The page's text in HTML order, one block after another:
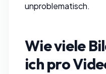
unproblematisch.
Wie viele
ich pro